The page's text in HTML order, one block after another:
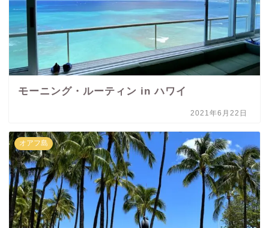
モーニング・ルーティン in ハワイ
2021年6月22日
オアフ島